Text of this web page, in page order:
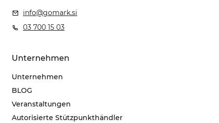
info@gomark.si
03 700 15 03
Unternehmen
Unternehmen
BLOG
Veranstaltungen
Autorisierte Stützpunkthändler